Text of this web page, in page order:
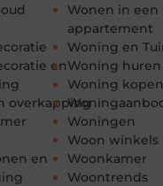
en
overkapping
en
Wonen in een
appartement
Woning en
Woning huren
Woning
Woningen
Woon winkels
Woonkamer
Woontrends